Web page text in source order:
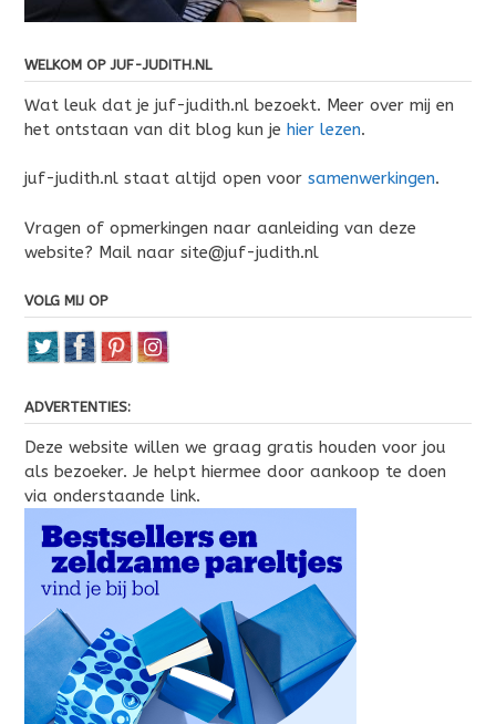
WELKOM OP JUF-JUDITH.NL
Wat leuk dat je juf-judith.nl bezoekt. Meer over mij en
het ontstaan van dit blog kun je hier lezen.
juf-judith.nl staat altijd open voor samenwerkingen.
Vragen of opmerkingen naar aanleiding van deze
website? Mail naar site@juf-judith.nl
VOLG MIJ OP
ADVERTENTIES:
Deze website willen we graag gratis houden voor jou
als bezoeker. Je helpt hiermee door aankoop te doen
via onderstaande link.